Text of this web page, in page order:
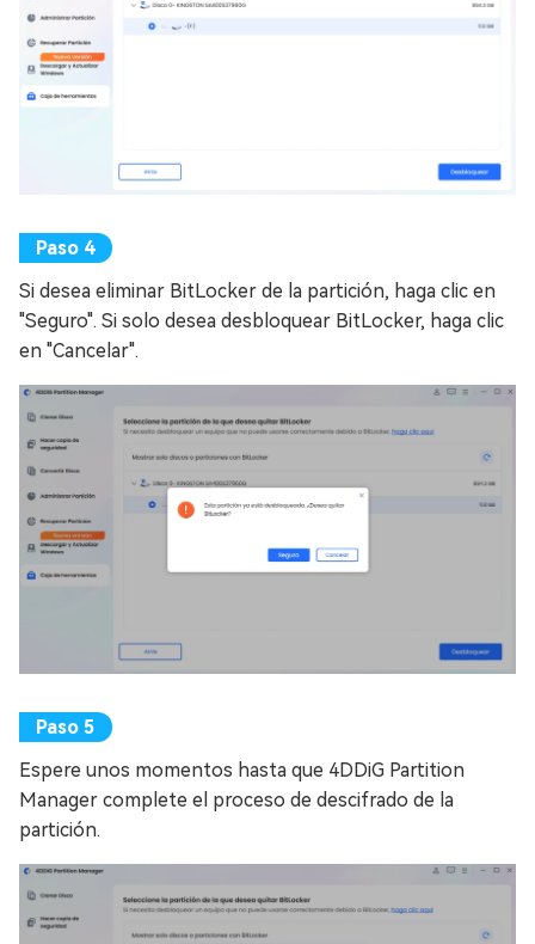
Si desea eliminar BitLocker de la partición, haga clic en
"Seguro". Si solo desea desbloquear BitLocker, haga clic
en "Cancelar".
Espere unos momentos hasta que 4DDiG Partition
Manager complete el proceso de descifrado de la
partición.